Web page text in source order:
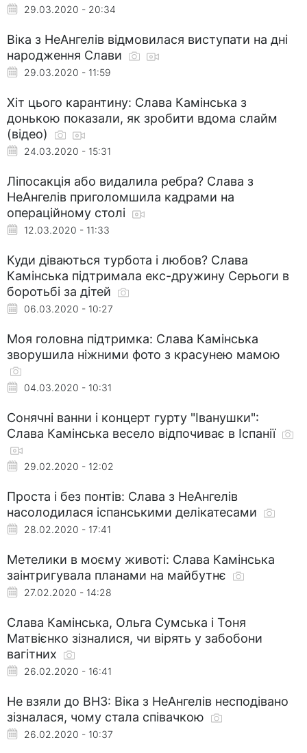
29.03.2020 - 20:34
Віка з НеАнгелів відмовилася виступати на дні
народження Слави
29.03.2020 - 11:59
Хіт цього карантину: Слава Камінська з
донькою показали, як зробити вдома слайм
(відео)
24.03.2020 - 15:31
Ліпосакція або видалила ребра? Слава з
НеАнгелів приголомшила кадрами на
операційному столі
12.03.2020 - 11:33
Куди діваються турбота і любов? Слава
Камінська підтримала екс-дружину Серьоги в
боротьбі за дітей
06.03.2020 - 10:27
Моя головна підтримка: Слава Камінська
зворушила ніжними фото з красунею мамою
04.03.2020 - 10:31
Сонячні ванни і концерт гурту "Іванушки":
Слава Камінська весело відпочиває в Іспанії
29.02.2020 - 12:02
Проста і без понтів: Слава з НеАнгелів
насолодилася іспанськими делікатесами
28.02.2020 - 17:41
Метелики в моєму животі: Слава Камінська
заінтригувала планами на майбутнє
27.02.2020 - 14:28
Слава Камінська, Ольга Сумська і Тоня
Матвієнко зізналися, чи вірять у забобони
вагітних
26.02.2020 - 16:41
Не взяли до ВНЗ: Віка з НеАнгелів несподівано
зізналася, чому стала співачкою
26.02.2020 - 10:37